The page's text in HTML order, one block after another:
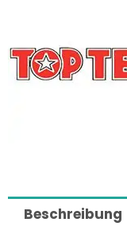
Beschreibung